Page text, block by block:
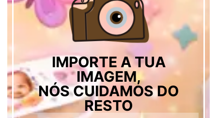
IMPORTE A TUA
IMAGEM,
NÓS CUIDAMOS DO
RESTO